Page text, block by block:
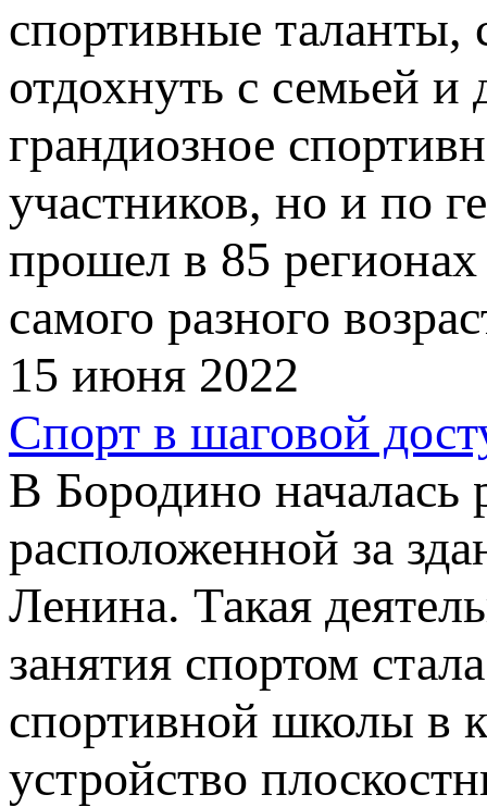
спортивные таланты,
отдохнуть с семьей и
грандиозное
участников, но и по
прошел в 85
самого разного
15 июня 2022
Спорт в шаговой
В Бородино началась
расположенной за
Ленина. Такая
занятия спортом
спортивной школы в
устройство